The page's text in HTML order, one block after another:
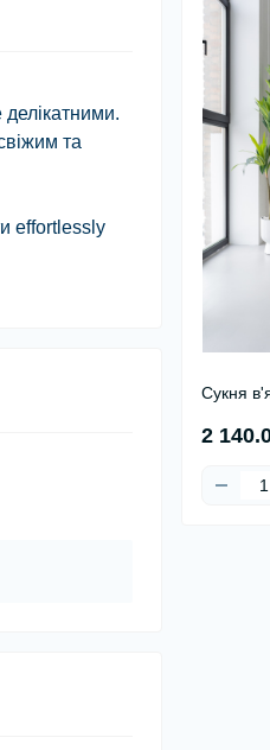
Сукня
2
делікатними.
та
effortlessly